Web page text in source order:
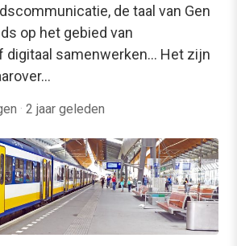
de taal van Gen
op het gebied van
samenwerken... Het zijn
· 2 jaar geleden